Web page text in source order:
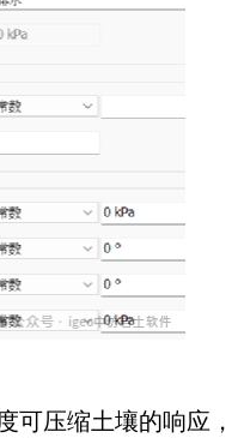
可压缩土壤的响应，